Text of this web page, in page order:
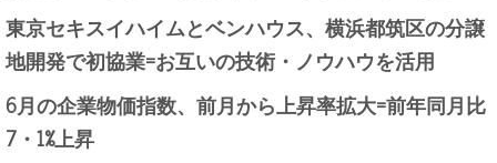
東京セキスイハイムとベンハウス、横浜都筑区の分譲
地開発で初協業=お互いの技術・ノウハウを活用
6月の企業物価指数、前月から上昇率拡大=前年同月比
7・1%上昇